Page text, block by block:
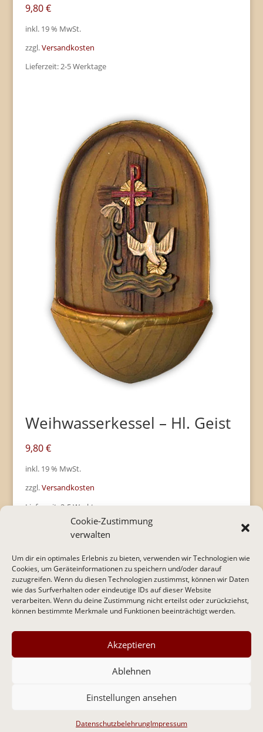
Cookie-Zustimmung
verwalten
Um dir ein optimales Erlebnis zu bieten, verwenden wir Technologien wie
Cookies, um Geräteinformationen zu speichern und/oder darauf
zuzugreifen. Wenn du diesen Technologien zustimmst, können wir Daten
wie das Surfverhalten oder eindeutige IDs auf dieser Website
verarbeiten. Wenn du deine Zustimmung nicht erteilst oder zurückziehst,
können bestimmte Merkmale und Funktionen beeinträchtigt werden.
Akzeptieren
Ablehnen
Einstellungen ansehen
DatenschutzbelehrungImpressum
9,80€
inkl. 19 % MwSt.
zzgl.Versandkosten
Lieferzeit:2-5 Werktage
Weihwasserkessel – Hl. Geist
9,80€
inkl. 19 % MwSt.
zzgl.Versandkosten
Lieferzeit: 2-5 Werktage
* Alle Preise inkl. gesetzl. Mehrwertsteuer zzgl.
Versandkosten und ggf. Nachnahmegebühren, wenn
nicht anders beschrieben.
WIDERRUFSRECHT & WIDERRUFSFORMULAR
© 2026 ANGELUS PACIS VERLAG
Vertrag widerrufen